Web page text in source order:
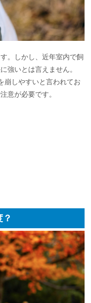
。しかし、近年室内で飼
強いとは言えません。
崩しやすいと言われてお
意が必要です。